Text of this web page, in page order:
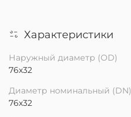
Характеристики
Наружный диаметр (OD)
76х32
Диаметр номинальный (DN)
76х32